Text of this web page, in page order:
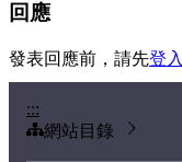
回應
發表回應前，請先登入
:::
網站目錄